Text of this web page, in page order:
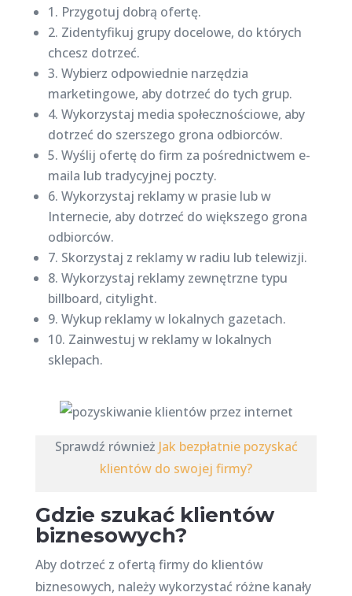
1. Przygotuj dobrą ofertę.
2. Zidentyfikuj grupy docelowe, do których
chcesz dotrzeć.
3. Wybierz odpowiednie narzędzia
marketingowe, aby dotrzeć do tych grup.
4. Wykorzystaj media społecznościowe, aby
dotrzeć do szerszego grona odbiorców.
5. Wyślij ofertę do firm za pośrednictwem e-
maila lub tradycyjnej poczty.
6. Wykorzystaj reklamy w prasie lub w
Internecie, aby dotrzeć do większego grona
odbiorców.
7. Skorzystaj z reklamy w radiu lub telewizji.
8. Wykorzystaj reklamy zewnętrzne typu
billboard, citylight.
9. Wykup reklamy w lokalnych gazetach.
10. Zainwestuj w reklamy w lokalnych
sklepach.
Sprawdź również Jak bezpłatnie pozyskać
klientów do swojej firmy?
Gdzie szukać klientów
biznesowych?
Aby dotrzeć z ofertą firmy do klientów
biznesowych, należy wykorzystać różne kanały